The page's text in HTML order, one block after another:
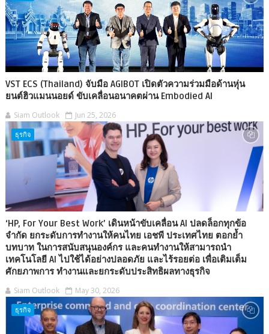
VST ECS (Thailand) จับมือ AGIBOT เปิดตัวความร่วมมือด้านหุ่น
ยนต์ฮิวแมนนอยด์ ขับเคลื่อนอนาคตผ่าน Embodied AI
Siam Outlook Jun 25, 2026
ธุรกิจ
‘HP, For Your Best Work’ เดินหน้าขับเคลื่อน AI ปลดล็อกทุกข้อ
จำกัด ยกระดับการทำงานให้คนไทย เอชพี ประเทศไทย ตอกย้ำ
บทบาท ในการสนับสนุนองค์กร และคนทำงานให้สามารถนำ
เทคโนโลยี AI ไปใช้ได้อย่างปลอดภัย และไร้รอยต่อ เพื่อเติมเต็ม
ศักยภาพการ ทำงานและยกระดับประสิทธิผลทางธุรกิจ
Siam Outlook May 30, 2026
ธุรกิจ